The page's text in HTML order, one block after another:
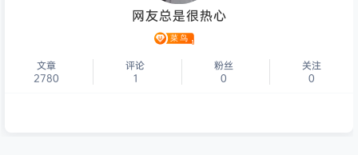
网友总是很热心
文章
2780
评论
1
粉丝
0
关注
0